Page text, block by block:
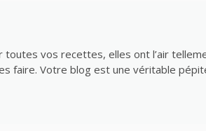
toutes vos recettes, elles ont l’air
faire. Votre blog est une véritable